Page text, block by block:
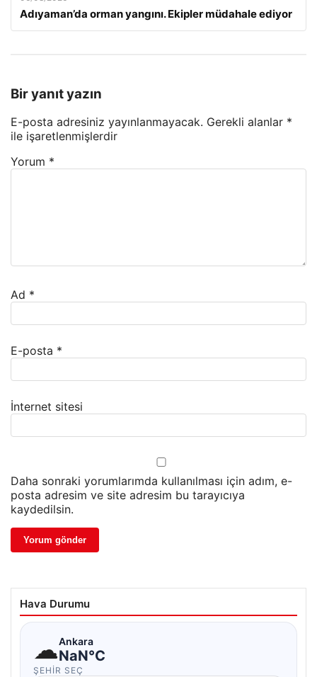
Adıyaman’da orman yangını. Ekipler müdahale ediyor
Bir yanıt yazın
E-posta adresiniz yayınlanmayacak. Gerekli alanlar *
ile işaretlenmişlerdir
Yorum *
Ad *
E-posta *
İnternet sitesi
Daha sonraki yorumlarımda kullanılması için adım, e-
posta adresim ve site adresim bu tarayıcıya
kaydedilsin.
Hava Durumu
☁Ankara
NaN°C
ŞEHIR SEÇ